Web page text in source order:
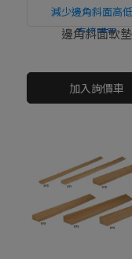
減少邊角斜面高
直接購買
邊角斜面軟墊
加入詢價車